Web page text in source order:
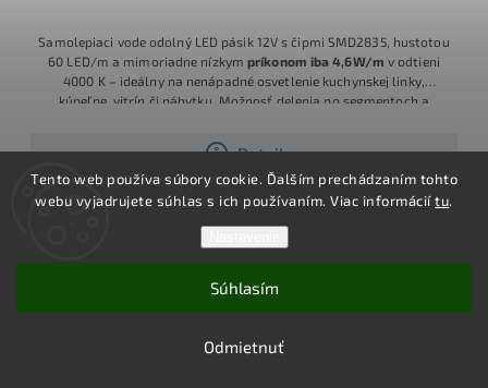
Tento web používa súbory cookie. Ďalším prechádzaním tohto
webu vyjadrujete súhlas s ich používaním. Viac informáciítu.
Odmietnuť
Súhlasím
Detail
Samolepiaci vode odolný LED pásik 12V s čipmi SMD2835, hustotou
60 LED/m a mimoriadne nízkym príkonom iba 4,6W/m v odtieni
4000 K – ideálny na nenápadné osvetlenie kuchynskej linky,
kúpeľne, vitrín či nábytku. Možnosť delenia po segmentoch a